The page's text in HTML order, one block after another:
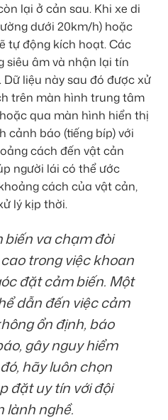
lại ở cản sau. Khi xe di
dưới 20km/h) hoặc
tự động kích hoạt. Các
siêu âm và nhận lại tín
liệu này sau đó được xử
trên màn hình trung tâm
qua màn hình hiển thị
cảnh báo (tiếng bíp) với
cách đến vật cản
người lái có thể ước
cách của vật cản,
lý kịp thời.
biến va chạm đòi
trong việc khoan
đặt cảm biến. Một
dẫn đến việc cảm
ổn định, báo
gây nguy hiểm
hãy luôn chọn
đặt uy tín với đội
lành nghề.